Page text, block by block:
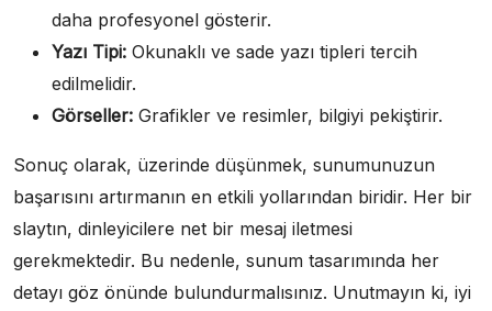
daha profesyonel gösterir.
Yazı Tipi: Okunaklı ve sade yazı tipleri tercih
edilmelidir.
Görseller: Grafikler ve resimler, bilgiyi pekiştirir.
Sonuç olarak, üzerinde düşünmek, sunumunuzun
başarısını artırmanın en etkili yollarından biridir. Her bir
slaytın, dinleyicilere net bir mesaj iletmesi
gerekmektedir. Bu nedenle, sunum tasarımında her
detayı göz önünde bulundurmalısınız. Unutmayın ki, iyi